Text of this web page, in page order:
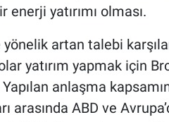
yatırımı olması.
artan talebi
yatırım yapmak için
anlaşma
arasında ABD ve